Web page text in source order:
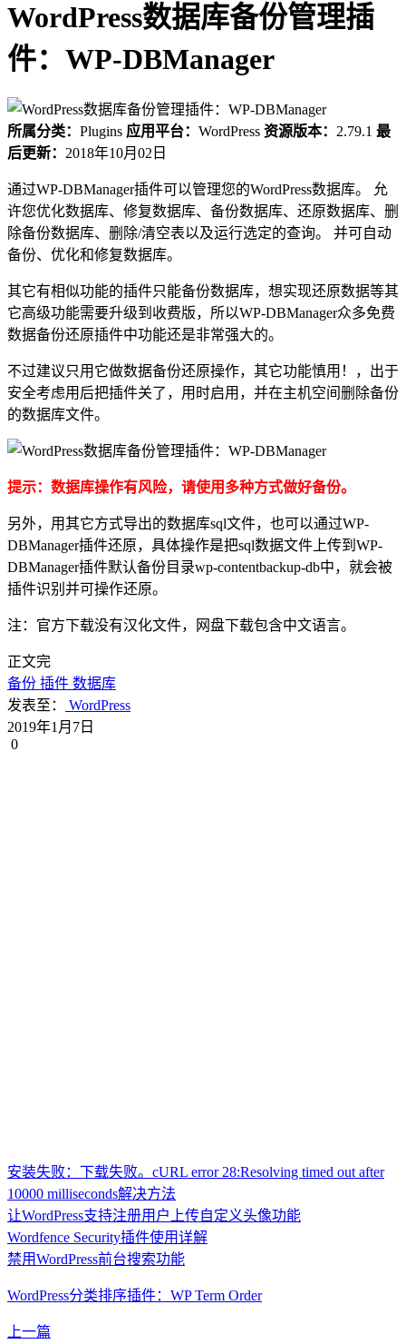
WordPress数据库备份管理插
件：WP-DBManager
所属分类： Plugins 应用平台： WordPress 资源版本： 2.79.1 最
后更新： 2018年10月02日
通过WP-DBManager插件可以管理您的WordPress数据库。 允
许您优化数据库、修复数据库、备份数据库、还原数据库、删
除备份数据库、删除/清空表以及运行选定的查询。 并可自动
备份、优化和修复数据库。
其它有相似功能的插件只能备份数据库，想实现还原数据等其
它高级功能需要升级到收费版，所以WP-DBManager众多免费
数据备份还原插件中功能还是非常强大的。
不过建议只用它做数据备份还原操作，其它功能慎用！，出于
安全考虑用后把插件关了，用时启用，并在主机空间删除备份
的数据库文件。
提示：数据库操作有风险，请使用多种方式做好备份。
另外，用其它方式导出的数据库sql文件，也可以通过WP-
DBManager插件还原，具体操作是把sql数据文件上传到WP-
DBManager插件默认备份目录wp-contentbackup-db中，就会被
插件识别并可操作还原。
注：官方下载没有汉化文件，网盘下载包含中文语言。
正文完
备份 插件 数据库
发表至：
WordPress
2019年1月7日
0
安装失败：下载失败。cURL error 28:Resolving timed out after
10000 milliseconds解决方法
让WordPress支持注册用户上传自定义头像功能
Wordfence Security插件使用详解
禁用WordPress前台搜索功能
WordPress分类排序插件：WP Term Order
上一篇